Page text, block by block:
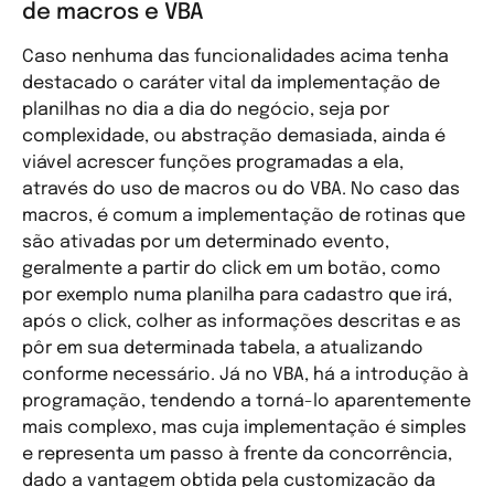
de macros e VBA
Caso nenhuma das funcionalidades acima tenha
destacado o caráter vital da implementação de
planilhas no dia a dia do negócio, seja por
complexidade, ou abstração demasiada, ainda é
viável acrescer funções programadas a ela,
através do uso de macros ou do VBA. No caso das
macros, é comum a implementação de rotinas que
são ativadas por um determinado evento,
geralmente a partir do click em um botão, como
por exemplo numa planilha para cadastro que irá,
após o click, colher as informações descritas e as
pôr em sua determinada tabela, a atualizando
conforme necessário. Já no VBA, há a introdução à
programação, tendendo a torná-lo aparentemente
mais complexo, mas cuja implementação é simples
e representa um passo à frente da concorrência,
dado a vantagem obtida pela customização da